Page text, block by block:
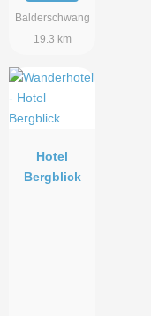
Balderschwang
19.3 km
Hotel
Bergblick